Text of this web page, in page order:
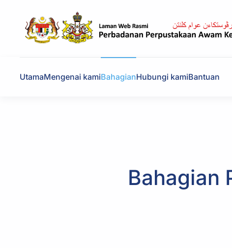
Skip to main content
UtamaMengenai kamiBahagianHubungi kamiBantuan
Bahagian